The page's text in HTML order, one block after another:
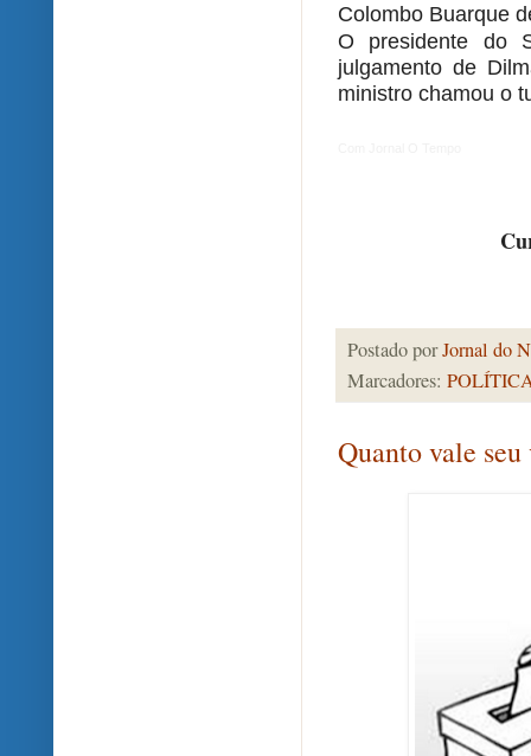
Colombo Buarque
O presidente do
julgamento de
ministro chamou o
Postado porJornal do
Marcadores:
Quanto vale seu